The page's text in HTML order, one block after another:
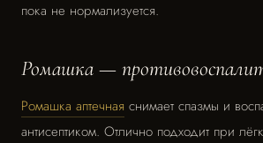
пока не нормализуется.
Ромашка —
Ромашка аптечная снимает спазмы и
антисептиком. Отлично подходит при